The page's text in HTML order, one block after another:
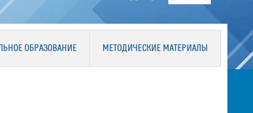
ОБРАЗОВАНИЕ МЕТОДИЧЕСКИЕ МАТЕРИАЛЫ